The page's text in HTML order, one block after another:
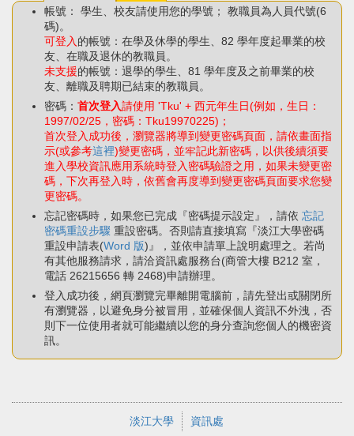
帳號： 學生、校友請使用您的學號； 教職員為人員代號(6
碼)。
可登入 的帳號：在學及休學的學生、82 學年度起畢業的校
友、在職及退休的教職員。
未支援的帳號：退學的學生、81 學年度及之前畢業的校
友、離職及聘期已結束的教職員。
密碼： 首次登入請使用 'Tku' + 西元年生日(例如，生日：
1997/02/25，密碼：Tku19970225)；
首次登入成功後，瀏覽器將導到變更密碼頁面，請依畫面指
示(或參考這裡)變更密碼，並牢記此新密碼，以供後續須要
進入學校資訊應用系統時登入密碼驗證之用，如果未變更密
碼，下次再登入時，依舊會再度導到變更密碼頁面要求您變
更密碼。
忘記密碼時，如果您已完成『密碼提示設定』，請依 忘記
密碼重設步驟 重設密碼。否則請直接填寫『淡江大學密碼
重設申請表(Word 版)』，並依申請單上說明處理之。若尚
有其他服務請求，請洽資訊處服務台(商管大樓 B212 室，
電話 26215656 轉 2468)申請辦理。
登入成功後，網頁瀏覽完畢離開電腦前，請先登出或關閉所
有瀏覽器，以避免身分被冒用，並確保個人資訊不外洩，否
則下一位使用者就可能繼續以您的身分查詢您個人的機密資
訊。
淡江大學 資訊處